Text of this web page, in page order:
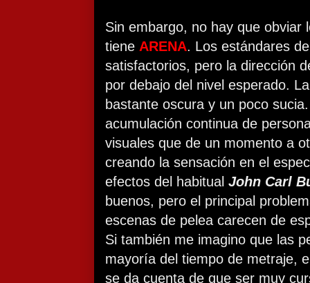
Sin embargo, no hay que obviar
tiene ARENA. Los estándares
satisfactorios, pero la dirección
por debajo del nivel esperado.
bastante oscura y un poco
acumulación continua de
visuales que de un momento a
creando la sensación en el
efectos del habitual John Carl
buenos, pero el principal
escenas de pelea carecen de
Si también me imagino que las
mayoría del tiempo de metraje,
se da cuenta de que ser muy